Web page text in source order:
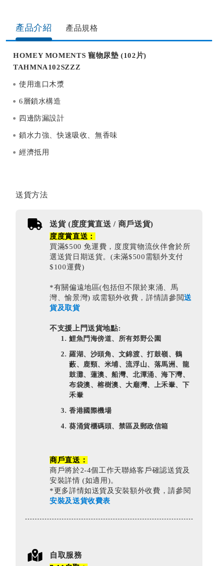
產品介紹 產品規格​
HOMEY MOMENTS 寵物尿墊 (102片)
TAHMNA102SZZZ
使用進口木漿
6層鎖水構造
四邊防漏設計
鎖水力強、快速吸收、無香味
經濟抵用
送貨方法
送貨 (度度賞直送 / 商戶送貨)
度度賞直送：
買滿$500 免運費，度度賞物流伙伴會於所
選送貨日期送貨。(未滿$500需額外支付
$100運費)
*有關偏遠地區(包括但不限於東涌、馬
灣、愉景灣) 或需額外收費，詳情請參閲送
貨及取貨
不支援上門送貨地點:
鯉魚門海傍道、所有郊野公園
羅湖、沙頭角、文錦渡、打鼓嶺、鶴
藪、鹿頸、米埔、流浮山、落馬洲、龍
鼓灘、蓮澳、船灣、北潭涌、海下灣、
布袋澳、榕樹澳、大廟灣、上禾輋、下
禾輋
香港國際機場
葵涌貨櫃碼頭、禁區及郵政信箱
商戶直送：
商戶將於2-4個工作天聯絡客戶確認送貨及
安裝詳情 (如適用)。
*更多詳情如送貨及安裝額外收費，請參閱
安裝及送貨收費表
自取服務